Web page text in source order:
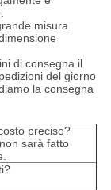
misura
di consegna il
del giorno
la consegna
preciso?
sarà fatto